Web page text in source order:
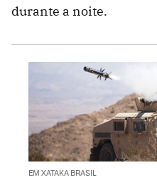
durante a noite.
EM XATAKA BRASIL